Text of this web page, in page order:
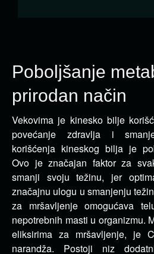
Poboljšanje
prirodan način
Vekovima je kinesko bilje
povećanje zdravlja i
korišćenja kineskog bilja je
Ovo je značajan faktor za
smanji svoju težinu, jer
značajnu ulogu u smanjenju
za mršavljenje omogućava
nepotrebnih masti u organizmu.
eliksirima za mršavljenje, je
narandža. Postoji niz